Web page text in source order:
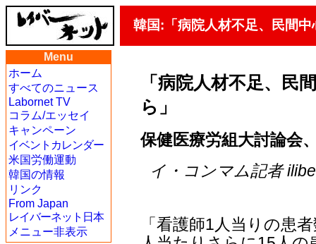
韓国:「病院人材不足、民間
Menu
ホーム
すべてのニュース
Labornet TV
コラム/エッセイ
キャンペーン
イベントカレンダー
米国労働運動
韓国の情報
リンク
From Japan
レイバーネット日本
メニュー非表示
「病院人材不足、民
ら」
保健医療労組大討論会
イ・コンマム記者
「看護師1人当りの患